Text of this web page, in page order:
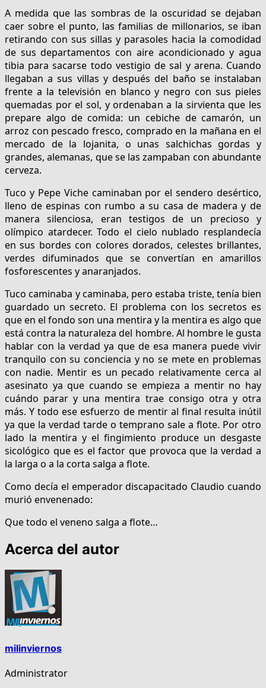
A medida que las sombras de la oscuridad se dejaban
caer sobre el punto, las familias de millonarios, se iban
retirando con sus sillas y parasoles hacia la comodidad
de sus departamentos con aire acondicionado y agua
tibia para sacarse todo vestigio de sal y arena. Cuando
llegaban a sus villas y después del baño se instalaban
frente a la televisión en blanco y negro con sus pieles
quemadas por el sol, y ordenaban a la sirvienta que les
prepare algo de comida: un cebiche de camarón, un
arroz con pescado fresco, comprado en la mañana en el
mercado de la lojanita, o unas salchichas gordas y
grandes, alemanas, que se las zampaban con abundante
cerveza.
Tuco y Pepe Viche caminaban por el sendero desértico,
lleno de espinas con rumbo a su casa de madera y de
manera silenciosa, eran testigos de un precioso y
olímpico atardecer. Todo el cielo nublado resplandecía
en sus bordes con colores dorados, celestes brillantes,
verdes difuminados que se convertían en amarillos
fosforescentes y anaranjados.
Tuco caminaba y caminaba, pero estaba triste, tenía bien
guardado un secreto. El problema con los secretos es
que en el fondo son una mentira y la mentira es algo que
está contra la naturaleza del hombre. Al hombre le gusta
hablar con la verdad ya que de esa manera puede vivir
tranquilo con su conciencia y no se mete en problemas
con nadie. Mentir es un pecado relativamente cerca al
asesinato ya que cuando se empieza a mentir no hay
cuándo parar y una mentira trae consigo otra y otra
más. Y todo ese esfuerzo de mentir al final resulta inútil
ya que la verdad tarde o temprano sale a flote. Por otro
lado la mentira y el fingimiento produce un desgaste
sicológico que es el factor que provoca que la verdad a
la larga o a la corta salga a flote.
Como decía el emperador discapacitado Claudio cuando
murió envenenado:
Que todo el veneno salga a flote…
Acerca del autor
milinviernos
Administrator